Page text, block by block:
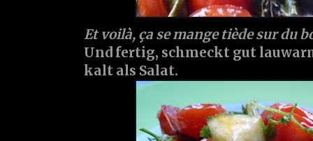
Et voilà, ça se mange tiède sur du
Und fertig, schmeckt gut
kalt als Salat.